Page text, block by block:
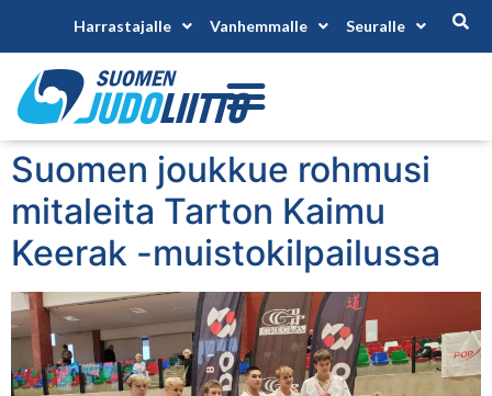
Harrastajalle Vanhemmalle Seuralle
Suomen joukkue rohmusi
mitaleita Tarton Kaimu
Keerak -muistokilpailussa